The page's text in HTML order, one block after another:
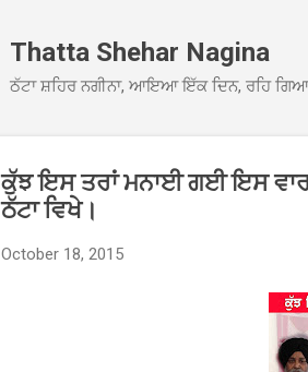
Thatta Shehar Nagina
ਠੱਟਾ ਸ਼ਹਿਰ ਨਗੀਨਾ, ਆਇਆ ਇੱਕ ਦਿਨ, ਰਹਿ ਗਿਆ
ਕੁੱਝ ਇਸ ਤਰਾਂ ਮਨਾਈ ਗਈ ਇਸ ਵਾਰ
ਠੱਟਾ ਵਿਖੇ।
October 18, 2015